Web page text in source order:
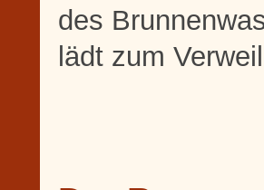
des
lädt zum